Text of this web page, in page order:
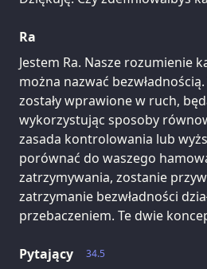
Ra
Jestem Ra. Nasze rozumienie
można nazwać
zostały wprawione w ruch,
wykorzystując sposoby
zasada kontrolowania lub
porównać do waszego
zatrzymywania, zostanie
zatrzymanie bezwładności
przebaczeniem. Te dwie
34.5
Pytający